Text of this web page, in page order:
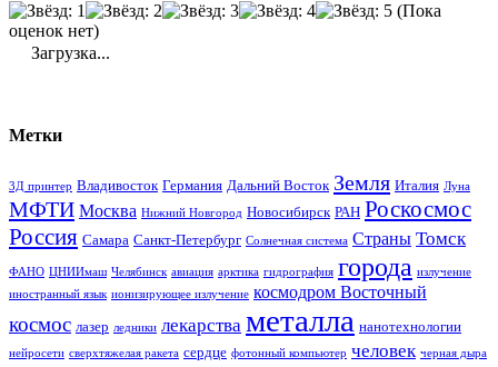
(Пока
оценок нет)
Загрузка...
Метки
3Д принтер Владивосток Германия Дальний Восток Земля Италия Луна
МФТИ Москва Нижний Новгород Новосибирск РАН Роскосмос
Россия Самара Санкт-Петербург Солнечная система Страны Томск
ФАНО ЦНИИмаш Челябинск авиация арктика гидрография города излучение
иностранный язык ионизирующее излучение космодром Восточный
космос лазер ледники лекарства металла нанотехнологии
нейросети сверхтяжелая ракета сердце фотонный компьютер человек черная дыра